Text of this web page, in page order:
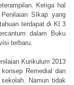
Ketiga hal
SIkap yang
terdapat di KI 3
dalam Buku
terbaru.
Kurikulum 2013
Remedial dan
Namun tidak